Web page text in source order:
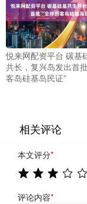
悦来网配资平台 碳基
共长，复兴岛发出首
客岛硅基岛民证”
相关评论
本文评分*
评论内容*